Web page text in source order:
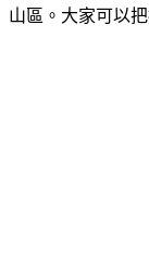
山區。大家可以